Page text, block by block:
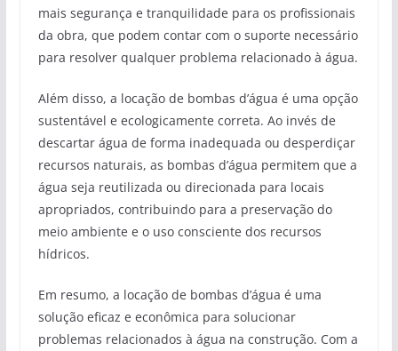
mais segurança e tranquilidade para os profissionais
da obra, que podem contar com o suporte necessário
para resolver qualquer problema relacionado à água.
Além disso, a locação de bombas d’água é uma opção
sustentável e ecologicamente correta. Ao invés de
descartar água de forma inadequada ou desperdiçar
recursos naturais, as bombas d’água permitem que a
água seja reutilizada ou direcionada para locais
apropriados, contribuindo para a preservação do
meio ambiente e o uso consciente dos recursos
hídricos.
Em resumo, a locação de bombas d’água é uma
solução eficaz e econômica para solucionar
problemas relacionados à água na construção. Com a